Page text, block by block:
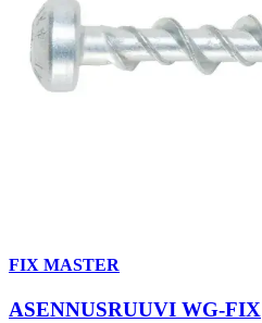
FIX MASTER
ASENNUSRUUVI WG-FIX